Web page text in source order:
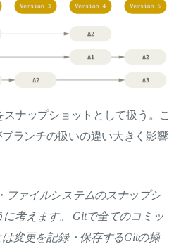
ナップショットとして扱う。こ
ランチの扱いの違い大きく影響
ファイルシステムのスナップシ
に考えます。 Gitで全てのコミッ
は変更を記録・保存するGitの操